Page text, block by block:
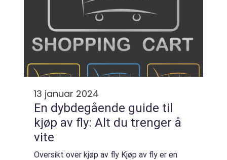
13 januar 2024
En dybdegående guide til
kjøp av fly: Alt du trenger å
vite
Oversikt over kjøp av fly Kjøp av fly er en